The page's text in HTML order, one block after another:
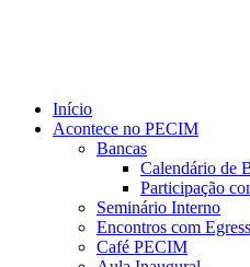
Início
Acontece no PECIM
Bancas
Calendário de
Participação
Seminário Interno
Encontros com
Café PECIM